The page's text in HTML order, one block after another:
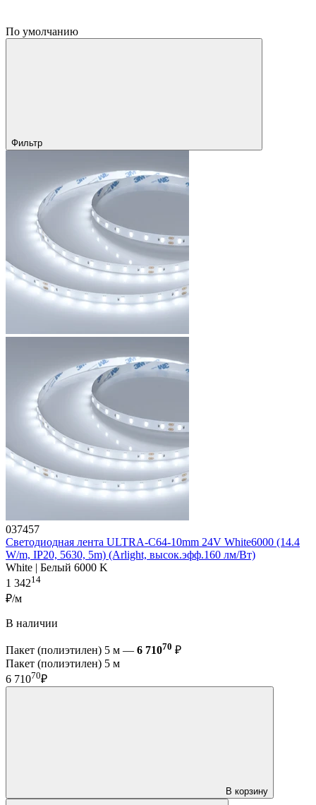
По умолчанию
Фильтр
037457
Светодиодная лента ULTRA-C64-10mm 24V White6000 (14.4
W/m, IP20, 5630, 5m) (Arlight, высок.эфф.160 лм/Вт)
White | Белый 6000 K
1 34214
₽/м
В наличии
Пакет (полиэтилен) 5 м — 6 71070 ₽
Пакет (полиэтилен) 5 м
6 71070₽
В корзину